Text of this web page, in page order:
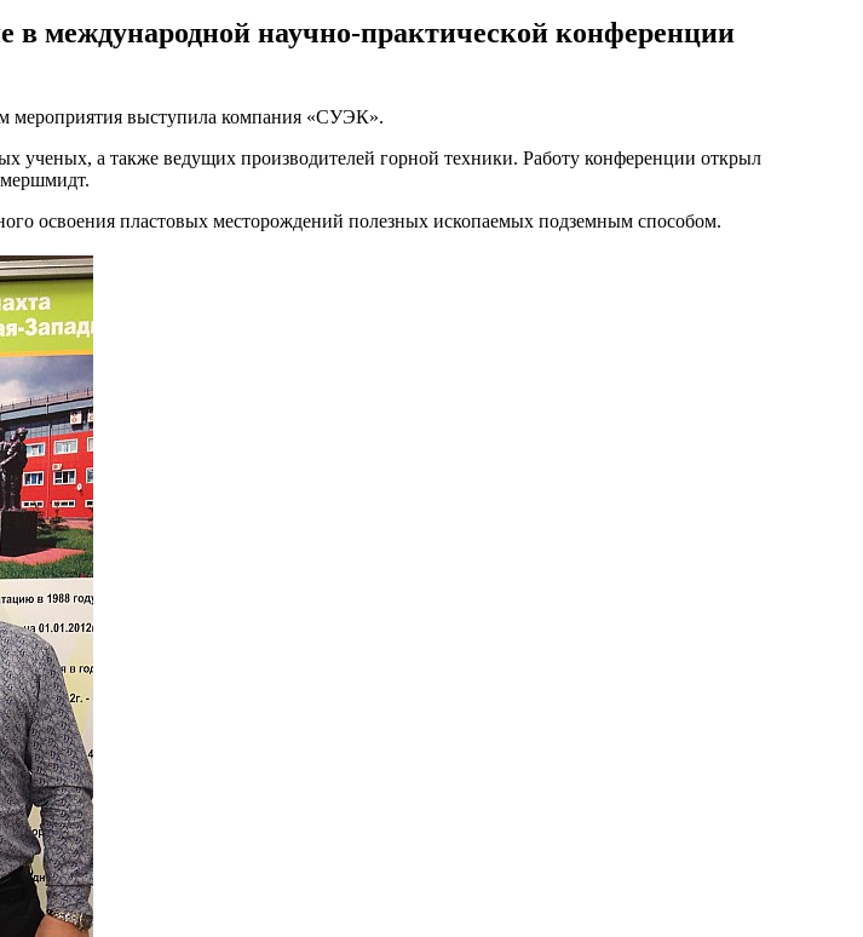
в международной научно-практической конференции
мероприятия выступила компания «СУЭК».
ученых, а также ведущих производителей горной техники. Работу конференции открыл
освоения пластовых месторождений полезных ископаемых подземным способом.